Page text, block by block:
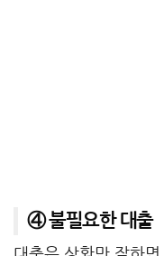
④ 불필요한 대출